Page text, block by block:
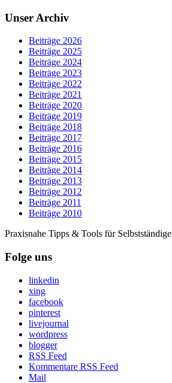
Unser Archiv
Beiträge 2026
Beiträge 2025
Beiträge 2024
Beiträge 2023
Beiträge 2022
Beiträge 2021
Beiträge 2020
Beiträge 2019
Beiträge 2018
Beiträge 2017
Beiträge 2016
Beiträge 2015
Beiträge 2014
Beiträge 2013
Beiträge 2012
Beiträge 2011
Beiträge 2010
Praxisnahe Tipps & Tools für Selbstständige
Folge uns
linkedin
xing
facebook
pinterest
livejournal
wordpress
blogger
RSS Feed
Kommentare RSS Feed
Mail